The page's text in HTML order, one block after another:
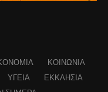
ΚΟΙΝΩΝΊΑ
ΥΓΕΊΑ
ΕΚΚΛΗΣΊΑ